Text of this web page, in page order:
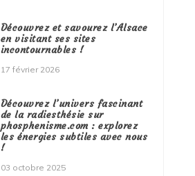
Découvrez et savourez l’Alsace
en visitant ses sites
incontournables !
17 février 2026
Découvrez l’univers fascinant
de la radiesthésie sur
phosphenisme.com : explorez
les énergies subtiles avec nous
!
03 octobre 2025